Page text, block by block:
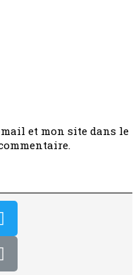
et mon site dans le